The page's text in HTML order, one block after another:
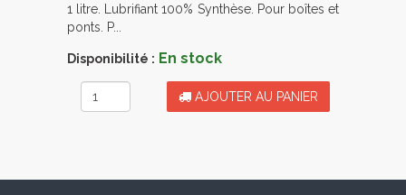
1 litre. Lubrifiant 100% Synthèse. Pour boîtes et
ponts. P...
Disponibilité : En stock
AJOUTER AU PANIER